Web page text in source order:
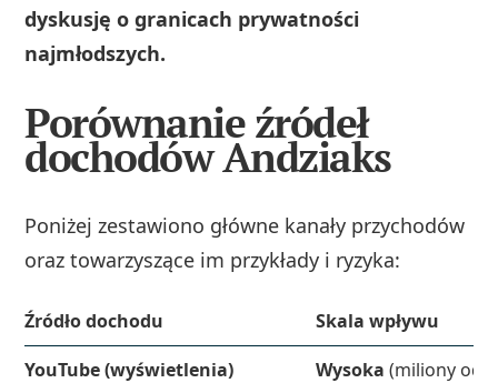
dyskusję o granicach prywatności
najmłodszych.
Porównanie źródeł
dochodów Andziaks
Poniżej zestawiono główne kanały przychodów
oraz towarzyszące im przykłady i ryzyka:
Źródło dochodu
Skala wpływu
YouTube (wyświetlenia)
Wysoka (miliony